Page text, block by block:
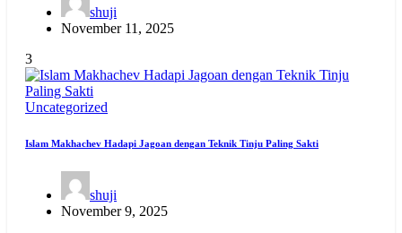
shuji
November 11, 2025
3
Uncategorized
Islam Makhachev Hadapi Jagoan dengan Teknik Tinju Paling Sakti
shuji
November 9, 2025